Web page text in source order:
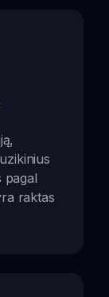
pagal
raktas